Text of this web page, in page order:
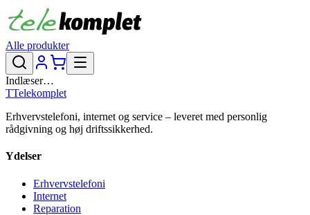
Alle produkter
Indlæser…
TTelekomplet
Erhvervstelefoni, internet og service – leveret med personlig
rådgivning og høj driftssikkerhed.
Ydelser
Erhvervstelefoni
Internet
Reparation